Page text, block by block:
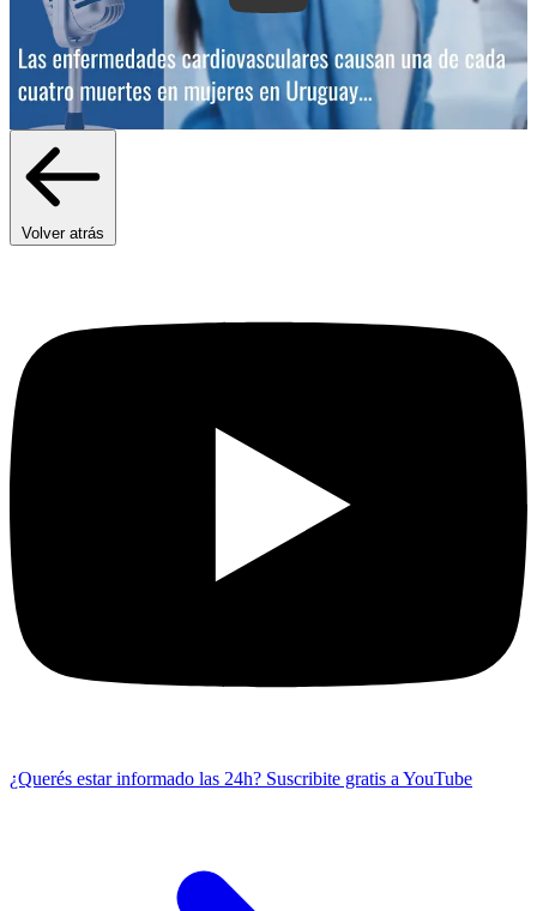
Volver atrás
¿Querés estar informado las 24h? Suscribite gratis a YouTube